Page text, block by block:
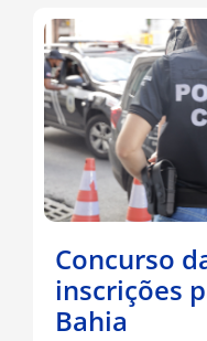
Concurso
inscrições
Bahia